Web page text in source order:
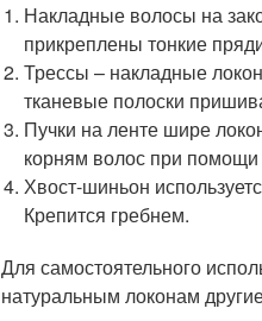
Накладные волосы на
прикреплены тонкие
Трессы – накладные
тканевые полоски
Пучки на ленте шире
корням волос при помощи
Хвост-шиньон
Крепится гребнем.
Для самостоятельного
натуральным локонам